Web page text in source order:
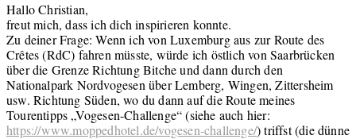
Hallo Christian,
freut mich, dass ich dich inspirieren konnte.
Zu deiner Frage: Wenn ich von Luxemburg aus zur Route des
Crêtes (RdC) fahren müsste, würde ich östlich von Saarbrücken
über die Grenze Richtung Bitche und dann durch den
Nationalpark Nordvogesen über Lemberg, Wingen, Zittersheim
usw. Richtung Süden, wo du dann auf die Route meines
Tourentipps „Vogesen-Challenge“ (siehe auch hier:
https://www.moppedhotel.de/vogesen-challenge/) triffst (die dünne